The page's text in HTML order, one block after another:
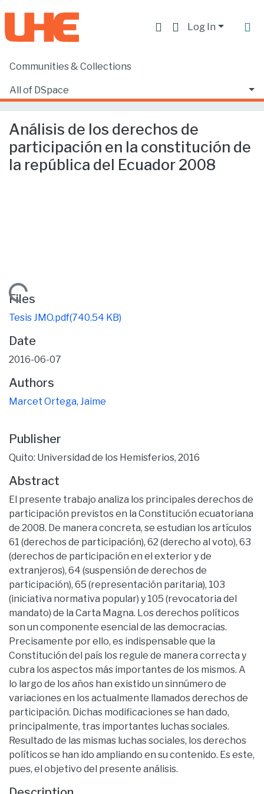
Log In
Communities & Collections
All of DSpace
Home
Facultad de Derecho
Análisis de los derechos de participación en la constitución de la república del Ecuador 2008
Análisis de los derechos de
participación en la constitución de
la república del Ecuador 2008
Loading...
Files
Tesis JMO.pdf(740.54 KB)
Date
2016-06-07
Authors
Marcet Ortega, Jaime
Publisher
Quito: Universidad de los Hemisferios, 2016
Abstract
El presente trabajo analiza los principales derechos de
participación previstos en la Constitución ecuatoriana
de 2008. De manera concreta, se estudian los artículos
61 (derechos de participación), 62 (derecho al voto), 63
(derechos de participación en el exterior y de
extranjeros), 64 (suspensión de derechos de
participación), 65 (representación paritaria), 103
(iniciativa normativa popular) y 105 (revocatoria del
mandato) de la Carta Magna. Los derechos políticos
son un componente esencial de las democracias.
Precisamente por ello, es indispensable que la
Constitución del país los regule de manera correcta y
cubra los aspectos más importantes de los mismos. A
lo largo de los años han existido un sinnúmero de
variaciones en los actualmente llamados derechos de
participación. Dichas modificaciones se han dado,
principalmente, tras importantes luchas sociales.
Resultado de las mismas luchas sociales, los derechos
políticos se han ido ampliando en su contenido. Es este,
pues, el objetivo del presente análisis.